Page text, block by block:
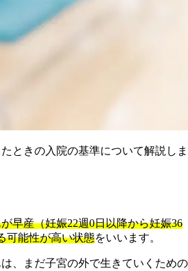
ときの入院の基準について解説しま
早産（妊娠22週0日以降から妊娠36
可能性が高い状態をいいます。
、まだ子宮の外で生きていくための